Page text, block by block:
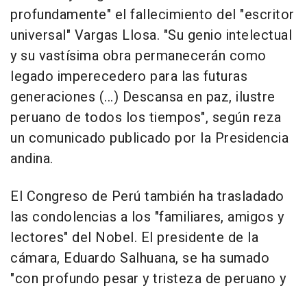
profundamente" el fallecimiento del "escritor
universal" Vargas Llosa. "Su genio intelectual
y su vastísima obra permanecerán como
legado imperecedero para las futuras
generaciones (...) Descansa en paz, ilustre
peruano de todos los tiempos", según reza
un comunicado publicado por la Presidencia
andina.
El Congreso de Perú también ha trasladado
las condolencias a los "familiares, amigos y
lectores" del Nobel. El presidente de la
cámara, Eduardo Salhuana, se ha sumado
"con profundo pesar y tristeza de peruano y